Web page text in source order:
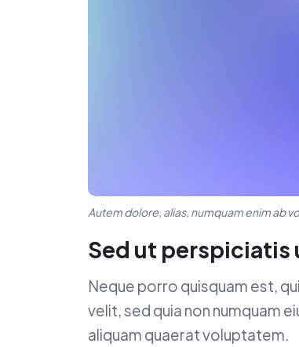
Autem dolore, alias, numquam enim ab
Sed ut perspiciatis
Neque porro quisquam est,
velit, sed quia non numquam
aliquam quaerat voluptatem.